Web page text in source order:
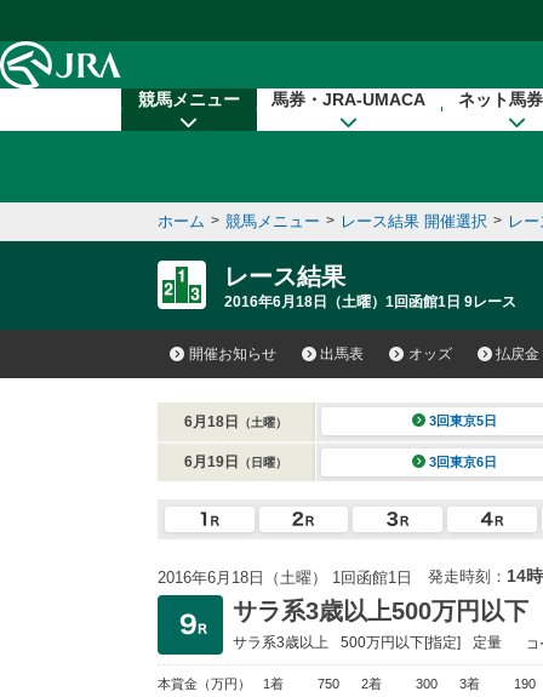
競馬メニュー 馬券・JRA-UMACA ネット馬
ホーム > 競馬メニュー > レース結果 開催選択 > レ
レース結果
2016年6月18日（土曜）1回函館1日 9レース
開催お知らせ 出馬表 オッズ 払戻金
6月18日 （土曜） 3回東京5日
6月19日 （日曜） 3回東京6日
2016年6月18日（土曜） 1回函館1日 発走時刻： 14
サラ系3歳以上500万円以下
サラ系3歳以上 500万円以下[指定] 定量
本賞金 （万円） 1着 750 2着 300 3着 190